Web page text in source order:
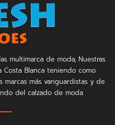
multimarca de moda, Nuestras
Blanca teniendo como
más vanguardistas y de
del calzado de moda